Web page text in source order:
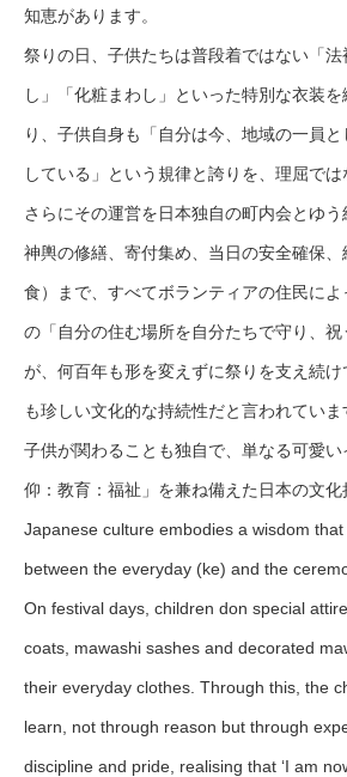
知恵があります。
祭りの日、子供たちは普段着ではない「
し」「化粧まわし」といった特別な衣装
り、子供自身も「自分は今、地域の一員
している」という規律と誇りを、理屈では
さらにその運営を日本独自の町内会とゆう
神輿の修繕、寄付集め、当日の安全確保
食）まで、すべてボランティアの住民によ
の「自分の住む場所を自分たちで守り、
が、何百年も形を変えずに祭りを支え続
も珍しい文化的な持続性だと言われていま
子供が関わることも独自で、単なる可愛
仰：教育：福祉」を兼ね備えた日本の文化
Japanese culture embodies a wisdom
between the everyday (ke) and the
On festival days, children don special
coats, mawashi sashes and decorated
their everyday clothes. Through this, the
learn, not through reason but through
discipline and pride, realising that ‘I am